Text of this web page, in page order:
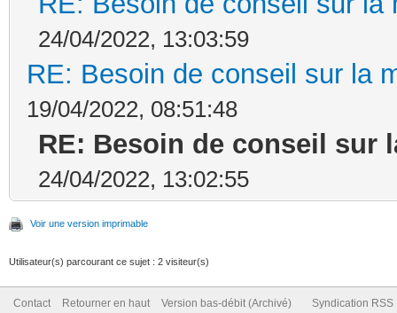
24/04/2022, 13:03:59
RE: Besoin de conseil sur la
19/04/2022, 08:51:48
RE: Besoin de conseil sur
24/04/2022, 13:02:55
Voir une version imprimable
Utilisateur(s) parcourant ce sujet : 2 visiteur(s)
Contact Retourner en haut Version bas-débit (Archivé) Syndication RSS